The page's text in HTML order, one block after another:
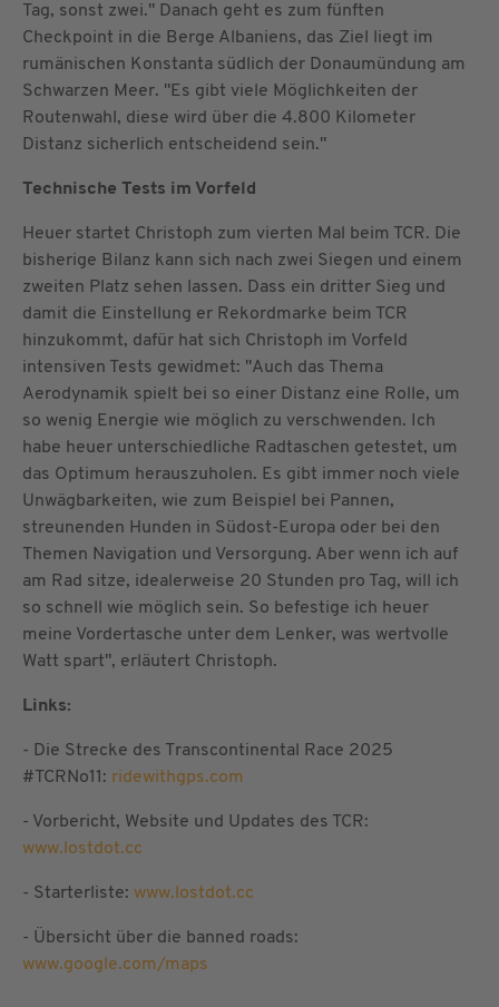
Tag, sonst zwei." Danach geht es zum fünften
Checkpoint in die Berge Albaniens, das Ziel liegt im
rumänischen Konstanta südlich der Donaumündung am
Schwarzen Meer. "Es gibt viele Möglichkeiten der
Routenwahl, diese wird über die 4.800 Kilometer
Distanz sicherlich entscheidend sein."
Technische Tests im Vorfeld
Heuer startet Christoph zum vierten Mal beim TCR. Die
bisherige Bilanz kann sich nach zwei Siegen und einem
zweiten Platz sehen lassen. Dass ein dritter Sieg und
damit die Einstellung er Rekordmarke beim TCR
hinzukommt, dafür hat sich Christoph im Vorfeld
intensiven Tests gewidmet: "Auch das Thema
Aerodynamik spielt bei so einer Distanz eine Rolle, um
so wenig Energie wie möglich zu verschwenden. Ich
habe heuer unterschiedliche Radtaschen getestet, um
das Optimum herauszuholen. Es gibt immer noch viele
Unwägbarkeiten, wie zum Beispiel bei Pannen,
streunenden Hunden in Südost-Europa oder bei den
Themen Navigation und Versorgung. Aber wenn ich auf
am Rad sitze, idealerweise 20 Stunden pro Tag, will ich
so schnell wie möglich sein. So befestige ich heuer
meine Vordertasche unter dem Lenker, was wertvolle
Watt spart", erläutert Christoph.
Links:
- Die Strecke des Transcontinental Race 2025
#TCRNo11: ridewithgps.com
- Vorbericht, Website und Updates des TCR:
www.lostdot.cc
- Starterliste: www.lostdot.cc
- Übersicht über die banned roads:
www.google.com/maps